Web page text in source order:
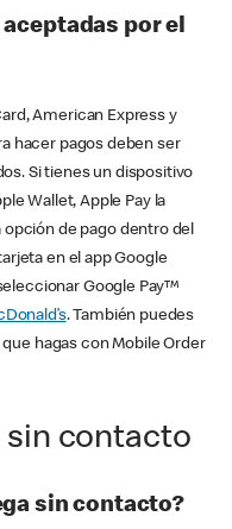
por el
American Express y
hacer pagos deben ser
Si tienes un dispositivo
Wallet, Apple Pay la
de pago dentro del
en el app Google
Google Pay™
. También puedes
hagas con Mobile Order
sin contacto
sin contacto?